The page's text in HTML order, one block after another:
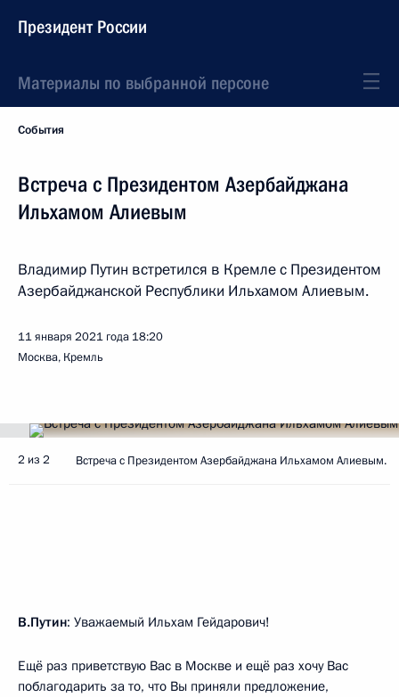
Президент России
Материалы по выбранной персоне
События
Встреча с Президентом Азербайджана
Ильхамом Алиевым
Владимир Путин встретился в Кремле с Президентом
Азербайджанской Республики Ильхамом Алиевым.
11 января 2021 года 18:20
Москва, Кремль
2 из 2 Встреча с Президентом Азербайджана Ильхамом Алиевым.
В.Путин: Уважаемый Ильхам Гейдарович!
Ещё раз приветствую Вас в Москве и ещё раз хочу Вас
поблагодарить за то, что Вы приняли предложение,